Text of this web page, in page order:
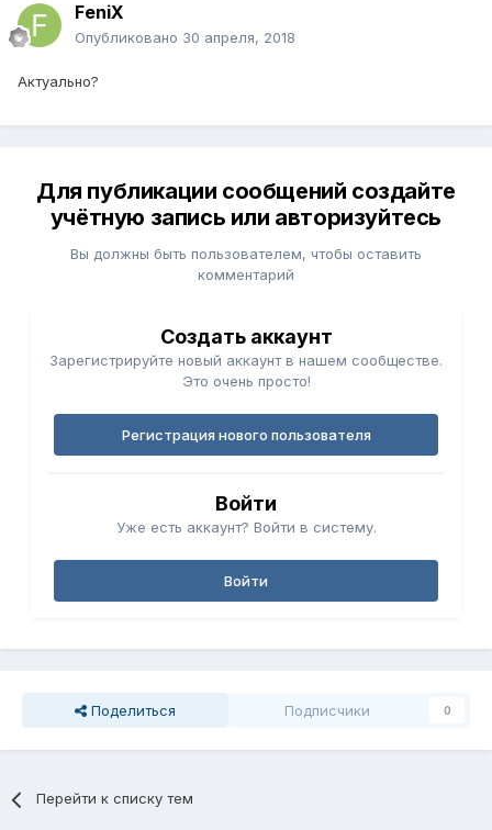
FeniX
Опубликовано 30 апреля, 2018
Актуально?
Для публикации сообщений создайте
учётную запись или авторизуйтесь
Вы должны быть пользователем, чтобы оставить
комментарий
Создать аккаунт
Зарегистрируйте новый аккаунт в нашем сообществе.
Это очень просто!
Регистрация нового пользователя
Войти
Уже есть аккаунт? Войти в систему.
Войти
Поделиться Подписчики 0
Перейти к списку тем